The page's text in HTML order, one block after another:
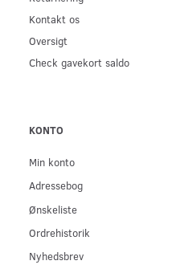
Kontakt os
Oversigt
Check gavekort saldo
KONTO
Min konto
Adressebog
Ønskeliste
Ordrehistorik
Nyhedsbrev